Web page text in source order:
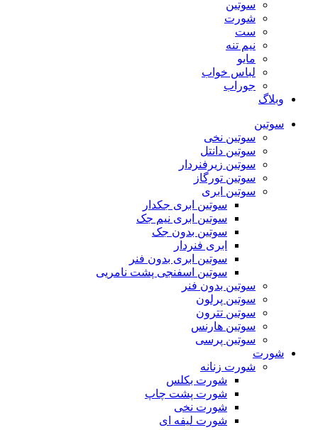
سوتین
شورت
ست
نیم تنه
مایو
لباس خواب
جوراب
وبلاگ
سوتین
سوتین نخی
سوتین دانتل
سوتین زیرفنردار
سوتین تورگاز
سوتین ابری
سوتین ابری جکدار
سوتین ابری نیم جک
سوتین بدون جک
ابری فنردار
سوتین ابری بدون فنر
سوتین اسفنجی پشت نامریی
سوتین بدون فنر
سوتین پرلون
سوتین تترون
سوتین هارنس
سوتین پرسی
شورت
شورت زنانه
شورت بکلس
شورت پشت چاپ
شورت نخی
شورت لیفه ای